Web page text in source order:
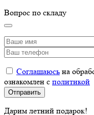
Вопрос по складу
Соглашаюсь на
ознакомлен с политикой
Дарим летний подарок!